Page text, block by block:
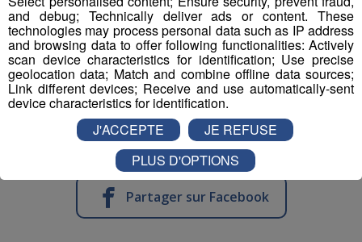
CeClub Med de Tignesdoit accueillir 1 050 lits.
Parallèlement à ce centre, l'équipe municipale deTignes
réfléchit à un projet deSki-line, c'est à dire unepiste de
ski couvertequi serait implantée juste à côté duClub
Med.
Mais là aussi,cette idée suscite la colère des
associations environnementales .
Partager sur Facebook
and debug; Technically deliver ads or content. These
technologies may process personal data such as IP address
and browsing data to offer following functionalities: Actively
scan device characteristics for identification; Use precise
geolocation data; Match and combine offline data sources;
Link different devices; Receive and use automatically-sent
device characteristics for identification.
J'ACCEPTE
JE REFUSE
PLUS D'OPTIONS